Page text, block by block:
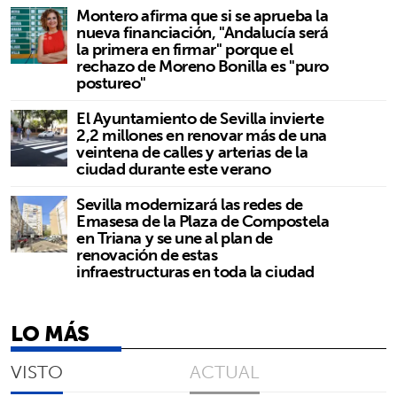
Montero afirma que si se aprueba la
nueva financiación, "Andalucía será
la primera en firmar" porque el
rechazo de Moreno Bonilla es "puro
postureo"
El Ayuntamiento de Sevilla invierte
2,2 millones en renovar más de una
veintena de calles y arterias de la
ciudad durante este verano
Sevilla modernizará las redes de
Emasesa de la Plaza de Compostela
en Triana y se une al plan de
renovación de estas
infraestructuras en toda la ciudad
LO MÁS
VISTO ACTUAL